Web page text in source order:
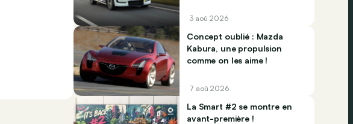
3 aoû 2026
Concept oublié : Mazda
Kabura, une propulsion
comme on les aime !
7 aoû 2026
La Smart #2 se montre en
avant-première !